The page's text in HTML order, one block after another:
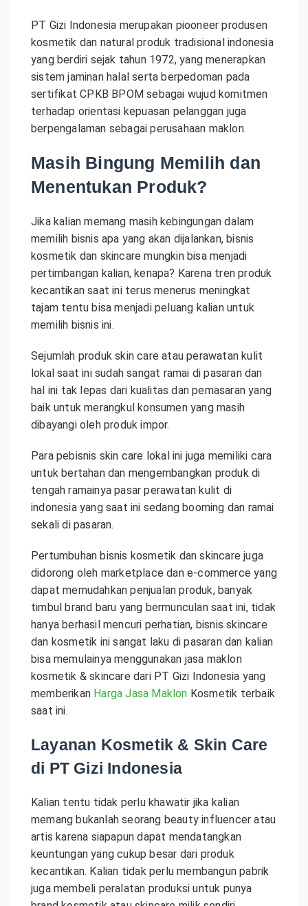
PT Gizi Indonesia merupakan piooneer produsen
kosmetik dan natural produk tradisional indonesia
yang berdiri sejak tahun 1972, yang menerapkan
sistem jaminan halal serta berpedoman pada
sertifikat CPKB BPOM sebagai wujud komitmen
terhadap orientasi kepuasan pelanggan juga
berpengalaman sebagai perusahaan maklon.
Masih Bingung Memilih dan
Menentukan Produk?
Jika kalian memang masih kebingungan dalam
memilih bisnis apa yang akan dijalankan, bisnis
kosmetik dan skincare mungkin bisa menjadi
pertimbangan kalian, kenapa? Karena tren produk
kecantikan saat ini terus menerus meningkat
tajam tentu bisa menjadi peluang kalian untuk
memilih bisnis ini.
Sejumlah produk skin care atau perawatan kulit
lokal saat ini sudah sangat ramai di pasaran dan
hal ini tak lepas dari kualitas dan pemasaran yang
baik untuk merangkul konsumen yang masih
dibayangi oleh produk impor.
Para pebisnis skin care lokal ini juga memiliki cara
untuk bertahan dan mengembangkan produk di
tengah ramainya pasar perawatan kulit di
indonesia yang saat ini sedang booming dan ramai
sekali di pasaran.
Pertumbuhan bisnis kosmetik dan skincare juga
didorong oleh marketplace dan e-commerce yang
dapat memudahkan penjualan produk, banyak
timbul brand baru yang bermunculan saat ini, tidak
hanya berhasil mencuri perhatian, bisnis skincare
dan kosmetik ini sangat laku di pasaran dan kalian
bisa memulainya menggunakan jasa maklon
kosmetik & skincare dari PT Gizi Indonesia yang
memberikan Harga Jasa Maklon Kosmetik terbaik
saat ini.
Layanan Kosmetik & Skin Care
di PT Gizi Indonesia
Kalian tentu tidak perlu khawatir jika kalian
memang bukanlah seorang beauty influencer atau
artis karena siapapun dapat mendatangkan
keuntungan yang cukup besar dari produk
kecantikan. Kalian tidak perlu membangun pabrik
juga membeli peralatan produksi untuk punya